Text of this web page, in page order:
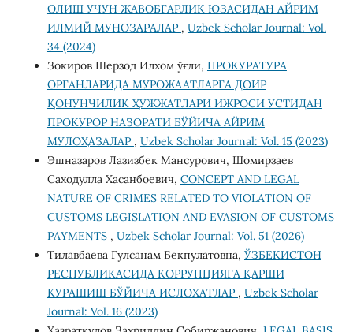
ОЛИШ УЧУН ЖАВОБГАРЛИК ЮЗАСИДАН АЙРИМ
ИЛМИЙ МУНОЗАРАЛАР , Uzbek Scholar Journal: Vol.
34 (2024)
Зокиров Шерзод Илхом ўғли, ПРОКУРАТУРА
ОРГАНЛАРИДА МУРОЖААТЛАРГА ДОИР
ҚОНУНЧИЛИК ҲУЖЖАТЛАРИ ИЖРОСИ УСТИДАН
ПРОКУРОР НАЗОРАТИ БЎЙИЧА АЙРИМ
МУЛОҲАЗАЛАР , Uzbek Scholar Journal: Vol. 15 (2023)
Эшназаров Лазизбек Мансурович, Шомирзаев
Саходулла Хасанбоевич, CONCEPT AND LEGAL
NATURE OF CRIMES RELATED TO VIOLATION OF
CUSTOMS LEGISLATION AND EVASION OF CUSTOMS
PAYMENTS , Uzbek Scholar Journal: Vol. 51 (2026)
Тилавбаева Гулсанам Бекпулатовна, ЎЗБЕКИСТОН
РЕСПУБЛИКАСИДА КОРРУПЦИЯГА ҚАРШИ
КУРАШИШ БЎЙИЧА ИСЛОХАТЛАР , Uzbek Scholar
Journal: Vol. 16 (2023)